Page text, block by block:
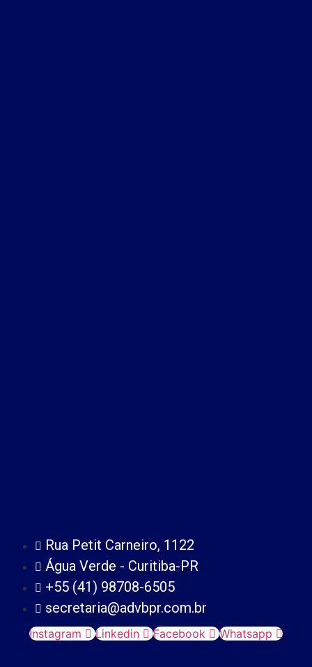
Rua Petit Carneiro, 1122
Água Verde - Curitiba-PR
+55 (41) 98708-6505
secretaria@advbpr.com.br
Instagram Linkedin Facebook Whatsapp